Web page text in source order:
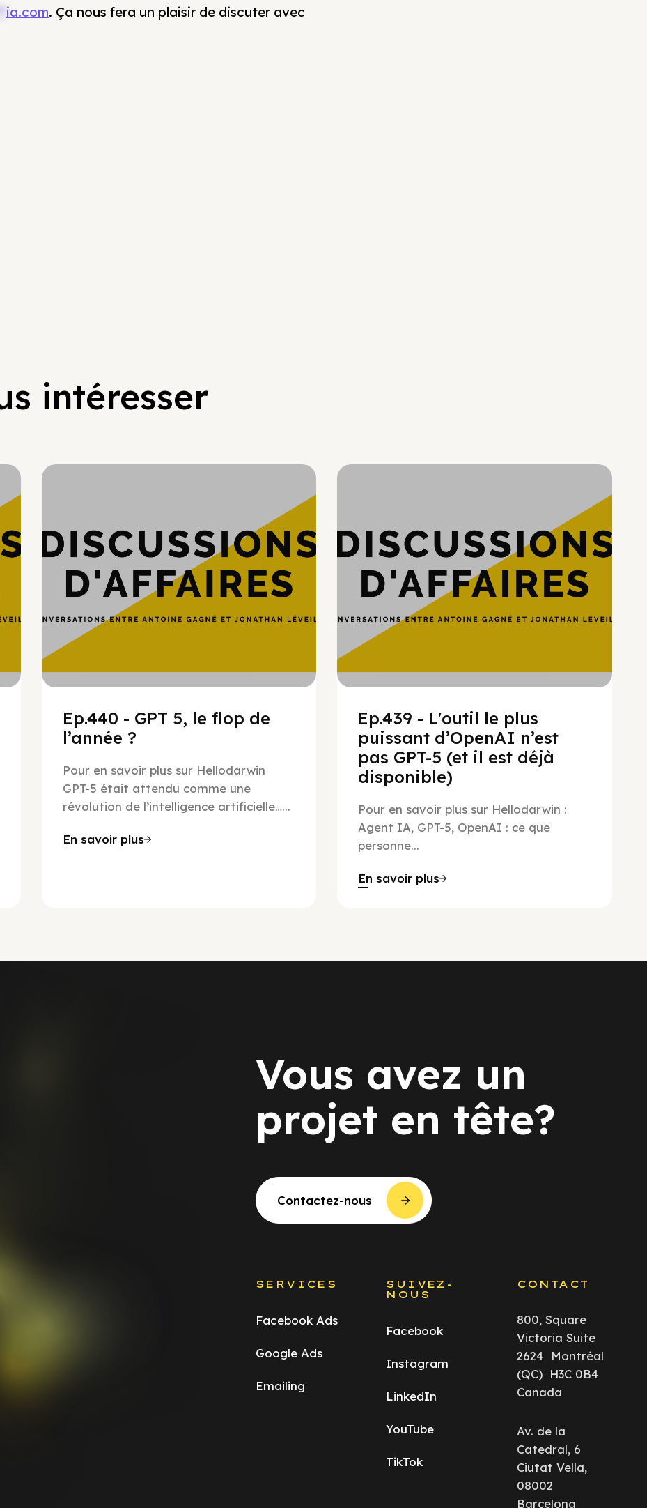
ia.com. Ça nous fera un plaisir de discuter avec
intéresser
Ep.440 - GPT 5, le flop de
l’année ?
Pour en savoir plus sur Hellodarwin
GPT-5 était attendu comme une
révolution de l’intelligence artificielle…...
En savoir plus
Ep.439 - L'outil le plus
puissant d’OpenAI n’est
pas GPT-5 (et il est déjà
disponible)
Pour en savoir plus sur Hellodarwin :
Agent IA, GPT-5, OpenAI : ce que
personne...
En savoir plus
Vous avez un
projet en tête?
Contactez-nous
SERVICES
Facebook Ads
Google Ads
Emailing
SUIVEZ-
NOUS
Facebook
Instagram
LinkedIn
YouTube
TikTok
CONTACT
800, Square
Victoria Suite
2624 Montréal
(QC) H3C 0B4
Canada
Av. de la
Catedral, 6
Ciutat Vella,
08002
Barcelona